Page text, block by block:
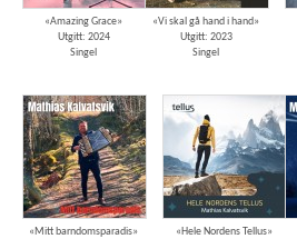
«Amazing Grace»
Utgitt: 2024
Singel
«Vi skal gå hand i hand»
Utgitt: 2023
Singel
«Mitt barndomsparadis»
«Hele Nordens Tellus»